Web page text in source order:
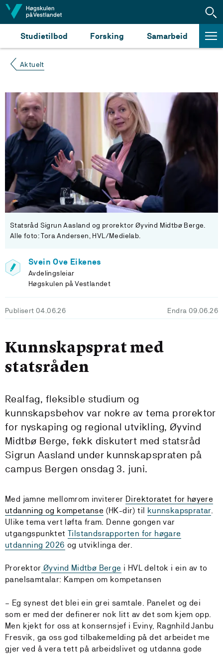
Hopp til innhald
Studietilbod Forsking Samarbeid
Aktuelt
Statsråd Sigrun Aasland og prorektor Øyvind Midtbø Berge.
Alle foto: Tora Andersen, HVL/Medielab.
Svein Ove Eikenes
Avdelingsleiar
Høgskulen på Vestlandet
Publisert 04.06.26 Endra 09.06.26
Kunnskapsprat med
statsråden
Realfag, fleksible studium og
kunnskapsbehov var nokre av tema prorektor
for nyskaping og regional utvikling, Øyvind
Midtbø Berge, fekk diskutert med statsråd
Sigrun Aasland under kunnskapspraten på
campus Bergen onsdag 3. juni.
Med jamne mellomrom inviterer Direktoratet for høyere
utdanning og kompetanse (HK-dir) til kunnskapspratar.
Ulike tema vert løfta fram. Denne gongen var
utgangspunktetTilstandsrapporten for høgare
utdanning 2026 og utviklinga der.
Prorektor Øyvind Midtbø Berge i HVL deltok i ein av to
panelsamtalar: Kampen om kompetansen
– Eg synest det blei ein grei samtale. Panelet og dei
som er med der definerer nok litt av det som kjem opp.
Men kjekt for oss at konsernsjef i Eviny, Ragnhild Janbu
Fresvik, ga oss god tilbakemelding på det arbeidet me
gjer ved å vera tett på arbeidslivet og utdanna gode